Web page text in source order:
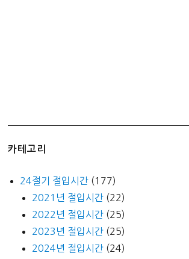
카테고리
24절기 절입시간 (177)
2021년 절입시간 (22)
2022년 절입시간 (25)
2023년 절입시간 (25)
2024년 절입시간 (24)